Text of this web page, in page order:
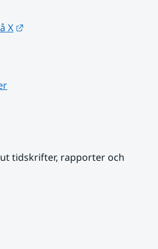
X
tidskrifter, rapporter och